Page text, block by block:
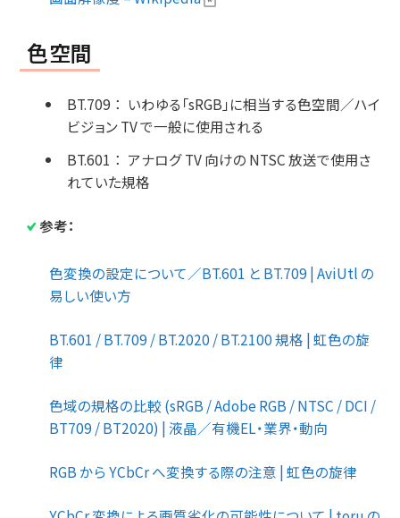
色空間
BT.709 ： いわゆる「sRGB」に相当する色空間／ハイ
ビジョン TV で一般に使用される
BT.601 ： アナログ TV 向けの NTSC 放送で使用さ
れていた規格
参考：
色変換の設定について／BT.601 と BT.709 | AviUtl の
易しい使い方
BT.601 / BT.709 / BT.2020 / BT.2100 規格 | 虹色の旋
律
色域の規格の比較 (sRGB / Adobe RGB / NTSC / DCI /
BT709 / BT2020) | 液晶／有機EL・業界・動向
RGB から YCbCr へ変換する際の注意 | 虹色の旋律